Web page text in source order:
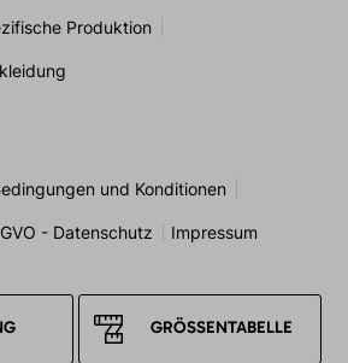
Produktion
und Konditionen
- Datenschutz Impressum
GRÖSSENTABELLE